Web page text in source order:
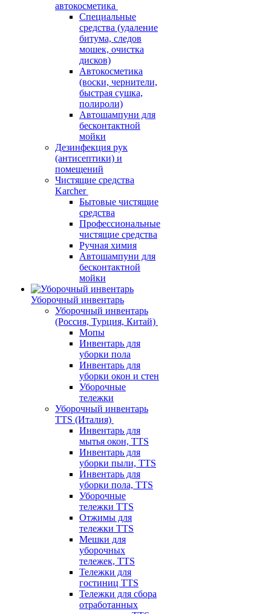
автокосметика
Специальные
средства (удаление
битума, следов
мошек, очистка
дисков)
Автокосметика
(воски, чернители,
быстрая сушка,
полироли)
Автошампуни для
бесконтактной
мойки
Дезинфекция рук
(антисептики) и
помещений
Чистящие средства
Karcher
Бытовые чистящие
средства
Профессиональные
чистящие средства
Ручная химия
Автошампуни для
бесконтактной
мойки
Уборочный инвентарь
Уборочный инвентарь
(Россия, Турция, Китай)
Мопы
Инвентарь для
уборки пола
Инвентарь для
уборки окон и стен
Уборочные
тележки
Уборочный инвентарь
TTS (Италия)
Инвентарь для
мытья окон, TTS
Инвентарь для
уборки пыли, TTS
Инвентарь для
уборки пола, TTS
Уборочные
тележки TTS
Отжимы для
тележки TTS
Мешки для
уборочных
тележек, TTS
Тележки для
гостиниц TTS
Тележки для сбора
отработанных